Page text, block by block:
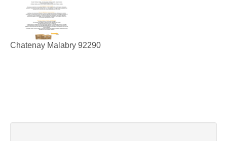
Chatenay Malabry 92290